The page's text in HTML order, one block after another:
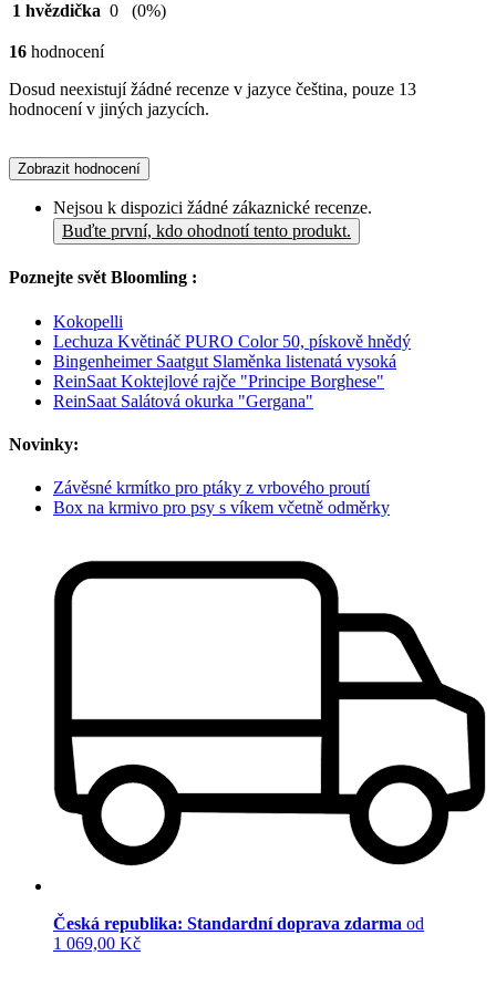
1 hvězdička 0 (0%)
16 hodnocení
Dosud neexistují žádné recenze v jazyce čeština, pouze 13
hodnocení v jiných jazycích.
Zobrazit hodnocení
Nejsou k dispozici žádné zákaznické recenze.
Buďte první, kdo ohodnotí tento produkt.
Poznejte svět Bloomling :
Kokopelli
Lechuza Květináč PURO Color 50, pískově hnědý
Bingenheimer Saatgut Slaměnka listenatá vysoká
ReinSaat Koktejlové rajče "Principe Borghese"
ReinSaat Salátová okurka "Gergana"
Novinky:
Závěsné krmítko pro ptáky z vrbového proutí
Box na krmivo pro psy s víkem včetně odměrky
Česká republika: Standardní doprava zdarma od
1 069,00 Kč